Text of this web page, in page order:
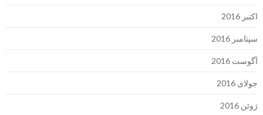
اکتبر 2016
سپتامبر 2016
آگوست 2016
جولای 2016
ژوئن 2016